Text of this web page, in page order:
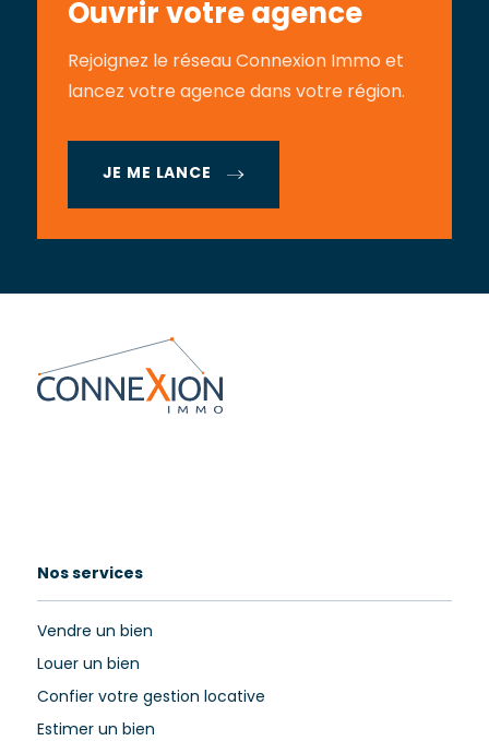
Ouvrir votre agence
Rejoignez le réseau Connexion Immo et
lancez votre agence dans votre région.
JE ME LANCE
Nos services
Vendre un bien
Louer un bien
Confier votre gestion locative
Estimer un bien